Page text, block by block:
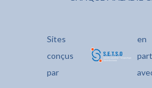
Sites
conçus
par
en